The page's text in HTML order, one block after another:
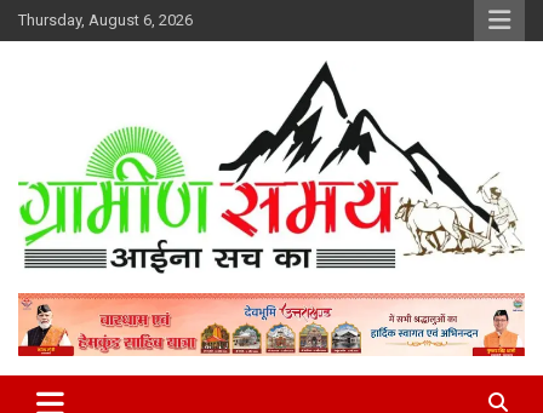
Skip
to
Thursday, August 6, 2026
Gramin Samay